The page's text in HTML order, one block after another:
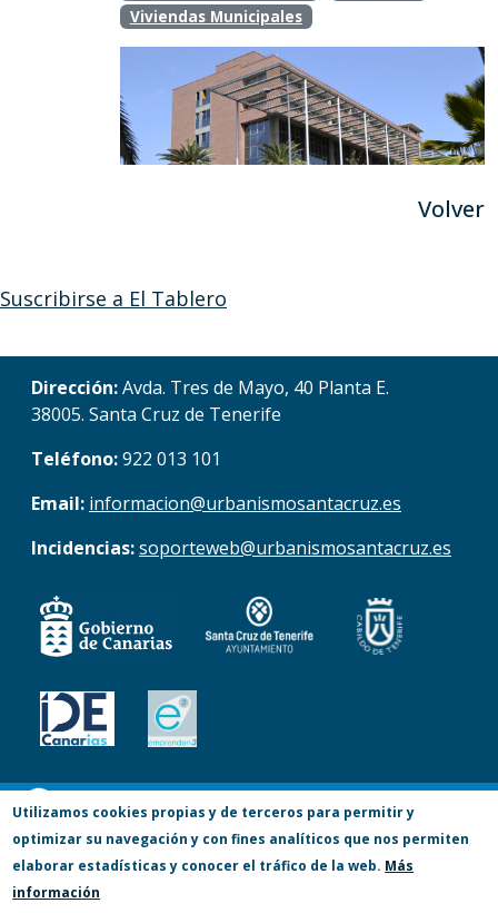
Viviendas Municipales
Volver
Suscribirse a El Tablero
Dirección:Avda. Tres de Mayo, 40 Planta E.
38005. Santa Cruz de Tenerife
Teléfono:922 013 101
Email: informacion@urbanismosantacruz.es
Incidencias:soporteweb@urbanismosantacruz.es
© Copyright 2017. Todos los derechos
reservados.
Accesibilidad
Utilizamos cookies propias y de terceros para permitir y
optimizar su navegación y con fines analíticos que nos permiten
elaborar estadísticas y conocer el tráfico de la web. Más
información